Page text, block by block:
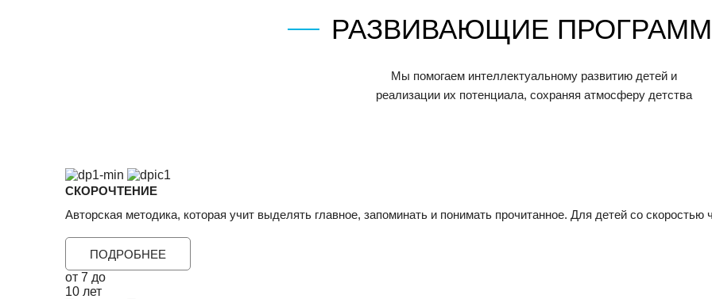
РАЗВИВАЮЩИЕ
Мы помогаем интеллектуальному развитию детей и
реализации их потенциала, сохраняя атмосферу детства
СКОРОЧТЕНИЕ
Авторская методика, которая учит выделять главное, запоминать и понимать прочитанное. Для детей со скоростью
ПОДРОБНЕЕ
от 7 до
10 лет